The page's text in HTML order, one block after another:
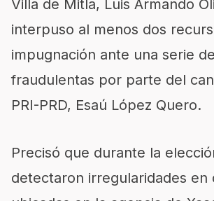
Villa de Mitla, Luis Armando
interpuso al menos dos
impugnación ante una serie
fraudulentas por parte del
PRI-PRD, Esaú López Quero.
Precisó que durante la
detectaron irregularidades en